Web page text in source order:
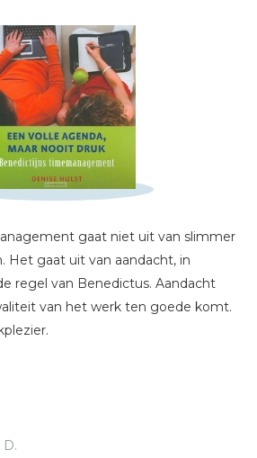
gaat niet uit van slimmer
Het gaat uit van aandacht, in
regel van Benedictus. Aandacht
van het werk ten goede komt.
is een instrumentele aanpak:
stress.
D.